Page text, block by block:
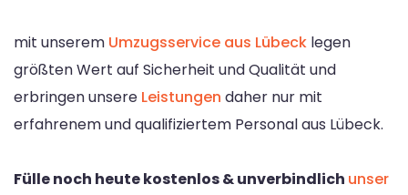
mit unserem Umzugsservice aus Lübeck legen
größten Wert auf Sicherheit und Qualität und
erbringen unsere Leistungen daher nur mit
erfahrenem und qualifiziertem Personal aus Lübeck.
Fülle noch heute kostenlos & unverbindlich unser